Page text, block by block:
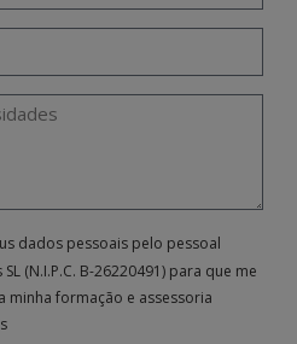
dados pessoais pelo pessoal
(N.I.P.C. B-26220491) para que me
minha formação e assessoria